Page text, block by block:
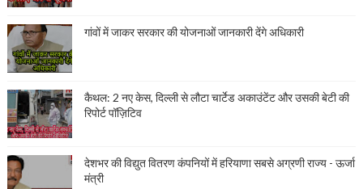
गांवों में जाकर सरकार की योजनाओं जानकारी देंगे अधिकारी
कैथल: 2 नए केस, दिल्ली से लौटा चार्टेड अकाउंटेंट और उसकी बेटी की
रिपोर्ट पॉज़िटिव
देशभर की विद्युत वितरण कंपनियों में हरियाणा सबसे अग्रणी राज्य - ऊर्जा
मंत्री